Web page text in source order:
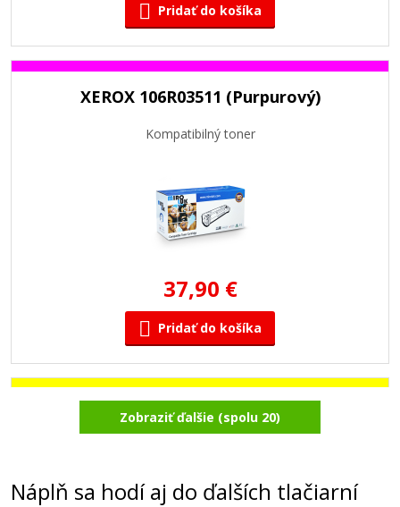
Pridať do košíka
XEROX 106R03511 (Purpurový)
Kompatibilný toner
37,90 €
Pridať do košíka
XEROX 106R03509 (Žltý)
Zobraziť ďalšie (spolu 20)
Náplň sa hodí aj do ďalších tlačiarní